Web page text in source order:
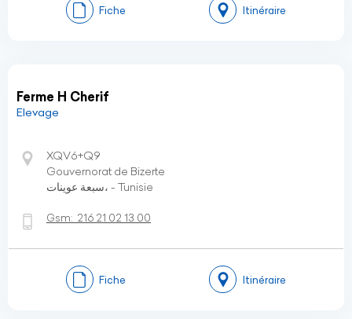
Fiche Itinéraire
Ferme H Cherif
Elevage
XQV6+Q9
Gouvernorat de Bizerte
سبعة عوينات، - Tunisie
Gsm: 216 21 02 13 00
Fiche Itinéraire